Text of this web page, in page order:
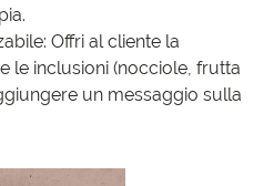
Offri al cliente la
le inclusioni (nocciole, frutta
un messaggio sulla